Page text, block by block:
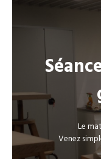
Le
Venez